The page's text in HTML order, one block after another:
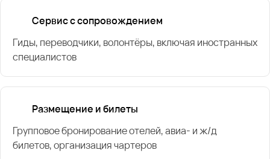
Сервис с сопровождением
Гиды, переводчики, волонтёры, включая иностранных
специалистов
Размещение и билеты
Групповое бронирование отелей, авиа- и ж/д
билетов, организация чартеров